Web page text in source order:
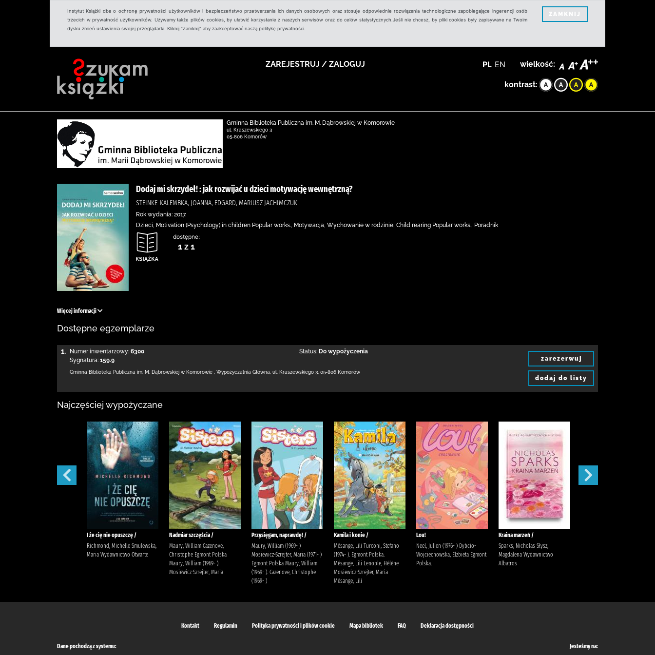
Instytut Książki dba o ochronę prywatności użytkowników i bezpieczeństwo przetwarzania ich danych osobowych oraz stosuje odpowiednie rozwiązania technologiczne zapobiegające ingerencji osób
trzecich w prywatność użytkowników. Używamy także plików cookies, by ułatwić korzystanie z naszych serwisów oraz do celów statystycznych.Jeśli nie chcesz, by pliki cookies były zapisywane na Twoim
dysku zmień ustawienia swojej przeglądarki. Kliknij "Zamknij" aby zaakceptować naszą politykę prywatności.
ZAMKNIJ
ZAREJESTRUJ / ZALOGUJ PL EN wielkość:
kontrast:
Gminna Biblioteka Publiczna im. M. Dąbrowskiej w Komorowie
ul. Kraszewskiego 3
05-806 Komorów
Dodaj mi skrzydeł! : jak rozwijać u dzieci motywację wewnętrzną?
STEINKE-KALEMBKA, JOANNA, EDGARD, MARIUSZ JACHIMCZUK
Rok wydania: 2017.
Dzieci, Motivation (Psychology) in children Popular works., Motywacja, Wychowanie w rodzinie, Child rearing Popular works., Poradnik
dostępne:
1 z 1
Więcej informacji
Dostępne egzemplarze
1. Numer inwentarzowy: 6300
Sygnatura: 159.9
Status: Do wypożyczenia
Gminna Biblioteka Publiczna im. M. Dąbrowskiej w Komorowie Wypożyczalnia Główna, ul. Kraszewskiego 3 05-806 Komorów
zarezerwuj
dodaj do listy
Najczęściej wypożyczane
I że cię nie opuszczę /
Richmond, Michelle Smulewska,
Maria Wydawnictwo Otwarte
Nadmiar szczęścia /
Maury, William Cazenove,
Christophe Egmont Polska
Maury, William (1969- ).
Mosiewicz-Szrejter, Maria
Przysięgam, naprawdę! /
Maury, William (1969- )
Mosiewicz-Szrejter, Maria (1971- )
Egmont Polska Maury, William
(1969- ). Cazenove, Christophe
(1969- )
Kamila i konie /
Mésange, Lili Turconi, Stefano
(1974- ). Egmont Polska.
Mésange, Lili Lenoble, Hélène
Mosiewicz-Szrejter, Maria
Mésange, Lili
Lou!
Neel, Julien (1976- ) Dybcio-
Wojciechowska, Elżbieta Egmont
Polska.
Kraina marzeń /
Sparks, Nicholas Słysz,
Magdalena Wydawnictwo
Albatros
Kontakt Regulamin Polityka prywatności i plików cookie Mapa bibliotek FAQ Deklaracja dostępności
Dane pochodzą z systemu: Jesteśmy na: